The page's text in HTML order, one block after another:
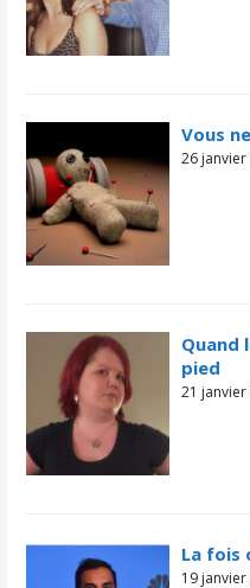
Vous
26 janvier
Quand
pied
21 janvier
La fois
19